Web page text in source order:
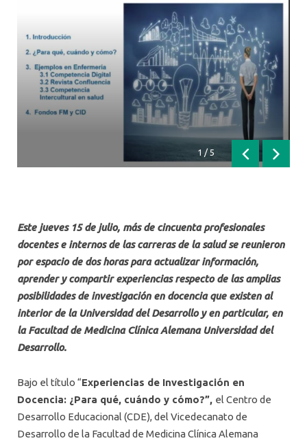
1 / 5
Anterior
Este jueves 15 de julio, más de cincuenta profesionales
docentes e internos de las carreras de la salud se reunieron
por espacio de dos horas para actualizar información,
aprender y compartir experiencias respecto de las amplias
posibilidades de investigación en docencia que existen al
interior de la Universidad del Desarrollo y en particular, en
la Facultad de Medicina Clínica Alemana Universidad del
Desarrollo.
Bajo el título “Experiencias de Investigación en
Docencia: ¿Para qué, cuándo y cómo?”, el Centro de
Desarrollo Educacional (CDE), del Vicedecanato de
Desarrollo de la Facultad de Medicina Clínica Alemana